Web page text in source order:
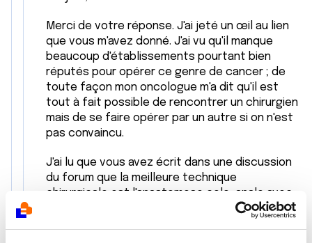
Merci de votre réponse. J'ai jeté un œil au lien
que vous m'avez donné. J'ai vu qu'il manque
beaucoup d'établissements pourtant bien
réputés pour opérer ce genre de cancer ; de
toute façon mon oncologue m'a dit qu'il est
tout à fait possible de rencontrer un chirurgien
mais de se faire opérer par un autre si on n'est
pas convaincu.
J'ai lu que vous avez écrit dans une discussion
du forum que la meilleure technique
chirurgicale est l'anastomose colo-anale avec
réservoir en J, et c'est également ce que j'ai lu